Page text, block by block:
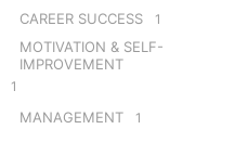
CAREER SUCCESS 1
MOTIVATION & SELF-
IMPROVEMENT
1
MANAGEMENT 1